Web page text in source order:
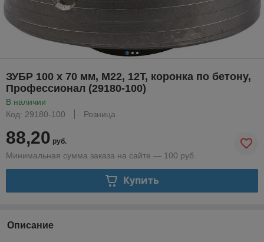
ЗУБР 100 x 70 мм, М22, 12Т, коронка по бетону,
Профессионал (29180-100)
В наличии
Код: 29180-100
Розница
88,20 руб.
Минимальная сумма заказа на сайте — 100 руб.
Купить
Описание